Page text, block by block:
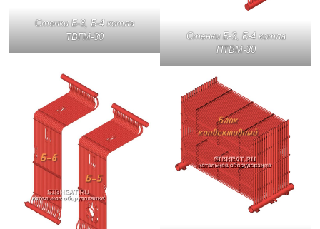
Стенки Б-3, Б-4 котла
ТВГМ-30
Стенки Б-3, Б-4 котла
ПТВМ-30